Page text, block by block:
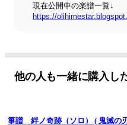
現在公開中の楽譜一覧↓
https://
他の人も一緒に購入し
箏譜 絆ノ奇跡（ソロ） ( 鬼滅の